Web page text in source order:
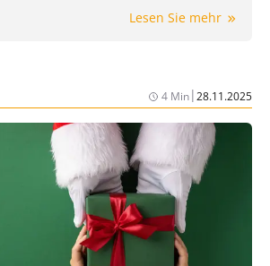
werden unter anderem die
Lesen Sie mehr
4 Min|28.11.2025